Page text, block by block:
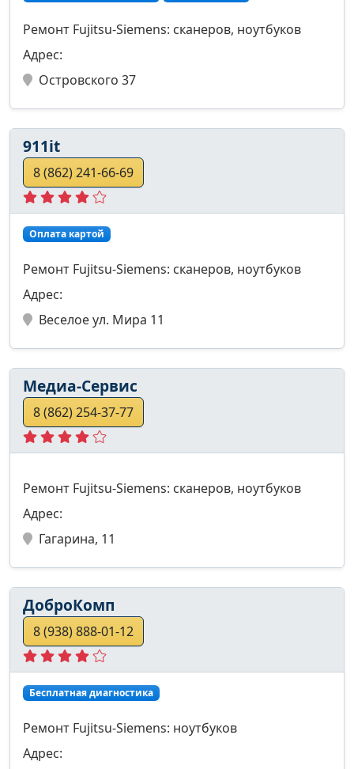
Ремонт Fujitsu-Siemens: сканеров, ноутбуков
Адрес:
Островского 37
911it
8 (862) 241-66-69
Оплата картой
Ремонт Fujitsu-Siemens: сканеров, ноутбуков
Адрес:
Веселое ул. Мира 11
Медиа-Сервис
8 (862) 254-37-77
Ремонт Fujitsu-Siemens: сканеров, ноутбуков
Адрес:
Гагарина, 11
ДоброКомп
8 (938) 888-01-12
Бесплатная диагностика
Ремонт Fujitsu-Siemens: ноутбуков
Адрес: